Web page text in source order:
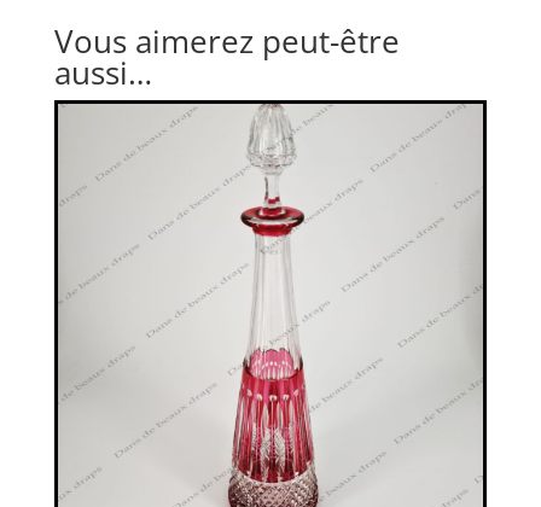
Vous aimerez peut-être
aussi…